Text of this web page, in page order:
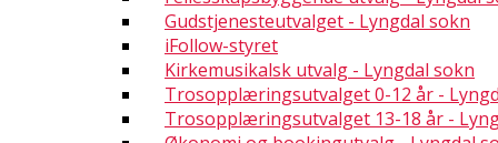
Gudstjenesteutvalget - Lyngdal sokn
iFollow-styret
Kirkemusikalsk utvalg - Lyngdal sokn
Trosopplæringsutvalget 0-12 år -
Trosopplæringsutvalget 13-18 år -